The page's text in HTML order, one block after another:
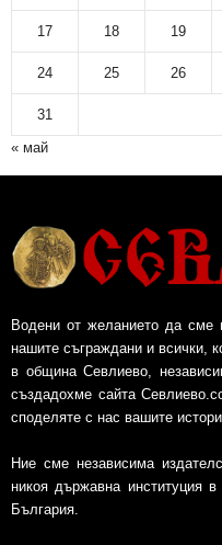
17 18 19
24 25 26
31
« май
Водени от желанието да сме
нашите съграждани и всички,
в община Севлиево,
създадохме сайта
споделяте с нас вашите
Ние сме независима
никоя държавна институция
България.